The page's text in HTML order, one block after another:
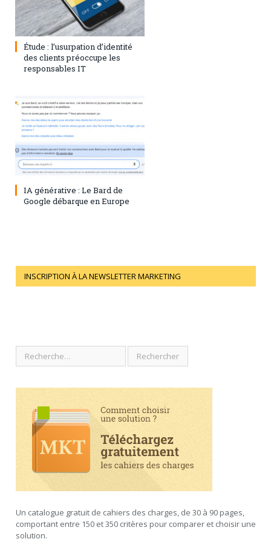
1 août 2023 0
Étude : l’usurpation d’identité
des clients préoccupe les
responsables IT
28 juillet 2023 0
IA générative : Le Bard de
Google débarque en Europe
INSCRIPTION À LA NEWSLETTER MARKETING
Un catalogue gratuit de cahiers des charges, de 30 à 90 pages,
comportant entre 150 et 350 critères pour comparer et choisir une
solution.